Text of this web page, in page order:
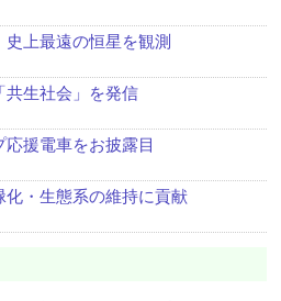
上最遠の恒星を観測
共生社会」を発信
応援電車をお披露目
化・生態系の維持に貢献